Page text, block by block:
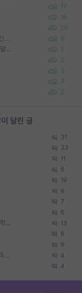
17
16
20
박사진학하기에 2억은 괜찮은 (?) 정도의 경제력인가요 9
타대학원 컨텍 준비중인데, 지도교수님께는 언제 말씀드려야 할까요? 2
2
3
3
2
달린 글
31
33
11
6
19
9
7
6
우리나라도 학구 열풍보면 Higher Doctorate 학위가 필요하다고 봅니다. 13
6
9
카이스트 교수님들 중에서도 연구실 홈페이지를 마련 안 하신 분들이 계시던데 4
4